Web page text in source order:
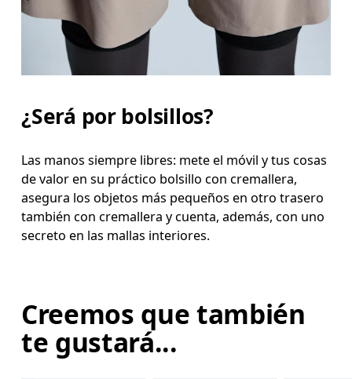
¿Será por bolsillos?
Las manos siempre libres: mete el móvil y tus cosas
de valor en su práctico bolsillo con cremallera,
asegura los objetos más pequeños en otro trasero
también con cremallera y cuenta, además, con uno
secreto en las mallas interiores.
Creemos que también
te gustará...